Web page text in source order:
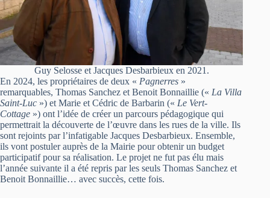
Guy Selosse et Jacques Desbarbieux en 2021.
En 2024, les propriétaires de deux « Pagnerres »
remarquables, Thomas Sanchez et Benoit Bonnaillie (« La Villa
Saint-Luc ») et Marie et Cédric de Barbarin (« Le Vert-
Cottage ») ont l’idée de créer un parcours pédagogique qui
permettrait la découverte de l’œuvre dans les rues de la ville. Ils
sont rejoints par l’infatigable Jacques Desbarbieux. Ensemble,
ils vont postuler auprès de la Mairie pour obtenir un budget
participatif pour sa réalisation. Le projet ne fut pas élu mais
l’année suivante il a été repris par les seuls Thomas Sanchez et
Benoit Bonnaillie… avec succès, cette fois.